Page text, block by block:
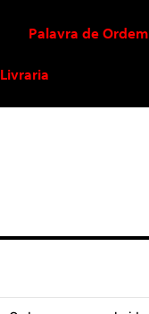
Palavra de Ordem
Livraria